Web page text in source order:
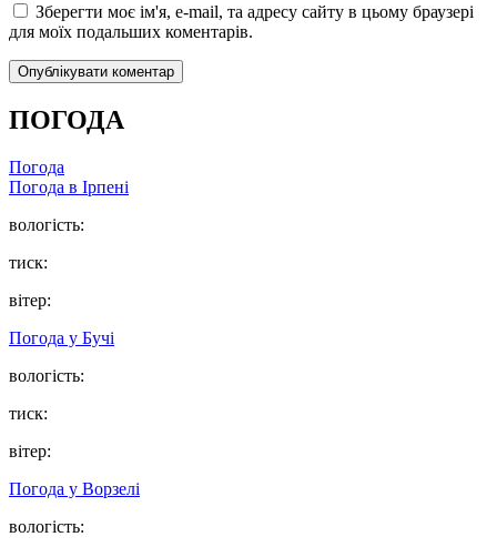
Зберегти моє ім'я, e-mail, та адресу сайту в цьому браузері
для моїх подальших коментарів.
ПОГОДА
Погода
Погода в Ірпені
вологість:
тиск:
вітер:
Погода у Бучі
вологість:
тиск:
вітер:
Погода у Ворзелі
вологість: